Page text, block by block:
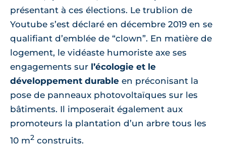
présentant à ces élections. Le trublion de
Youtube s’est déclaré en décembre 2019 en se
qualifiant d’emblée de “clown”. En matière de
logement, le vidéaste humoriste axe ses
engagements sur l’écologie et le
développement durable en préconisant la
pose de panneaux photovoltaïques sur les
bâtiments. Il imposerait également aux
promoteurs la plantation d’un arbre tous les
10 m2 construits.